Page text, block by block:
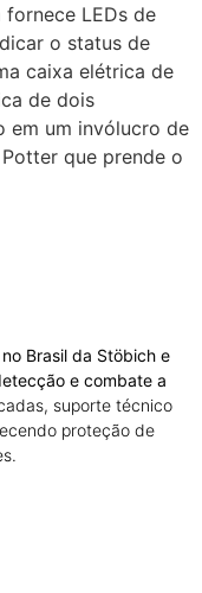
fornece LEDs de
o status de
caixa elétrica de
de dois
em um invólucro de
que prende o
Brasil da Stöbich e
e combate a
suporte técnico
proteção de